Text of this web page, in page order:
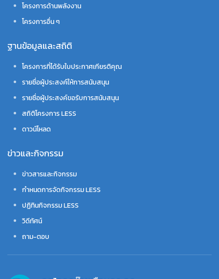
โครงการด้านพลังงาน
โครงการอื่น ๆ
ฐานข้อมูลและสถิติ
โครงการที่ได้รับใบประกาศเกียรติคุณ
รายชื่อผู้ประสงค์ให้การสนับสนุน
รายชื่อผู้ประสงค์ขอรับการสนับสนุน
สถิติโครงการ LESS
ดาวน์โหลด
ข่าวและกิจกรรม
ข่าวสารและกิจกรรม
กำหนดการจัดกิจกรรม LESS
ปฏิทินกิจกรรม LESS
วิดีทัศน์
ถาม-ตอบ